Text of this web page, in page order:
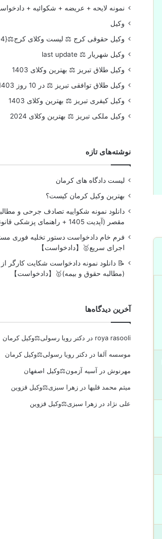
نمونه لایحه + عریضه + شکوائیه +
وکیل
وکیل حقوقی کرج ⚖️ لیست وکلای کرج⚖️{1404}
وکیل شهریار ⚖️ last update
وکیل طلاق تبریز ⚖️ بهترین وکلای 1403
وکیل طلاق توافقی تبریز ⚖️ در 10 روز 1403 فوری
وکیل کیفری تبریز ⚖️ بهترین وکلای 1403
وکیل ملکی تبریز ⚖️ بهترین وکلای 2024
نوشته‌های تازه
لیست دادگاه های کرمان
بهترین وکیل کرمان کیست؟
دانلود نمونه شکواییه تصادف جرحی و
مقصر (آپدیت 1405 + راهنمای پزشکی قانونی)
فرم خام دادخواست دستور تخلیه فوری
اجرای سریع🥇【دادخواست】
📝 دانلود نمونه دادخواست شکایت کارگر از
(مطالبه حقوق و بیمه)🥇【دادخواست】
آخرین دیدگاه‌ها
roya rasooli در دکتر رویا رسولی⚖️وکیل کرمان
موسسه آلفا در دکتر رویا رسولی⚖️وکیل کرمان
مهرنوش در آسیه آزمون⚖️وکیل اصفهان
میثم محمد قلیها درزهرا سبزی⚖️وکیل قزوین
علی نژاد درزهرا سبزی⚖️وکیل قزوین